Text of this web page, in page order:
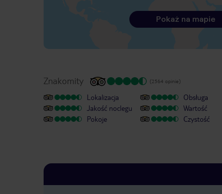
Pokaż na mapie
Znakomity (2564 opinie)
Lokalizacja
Jakość noclegu
Pokoje
Obsługa
Wartość
Czystość